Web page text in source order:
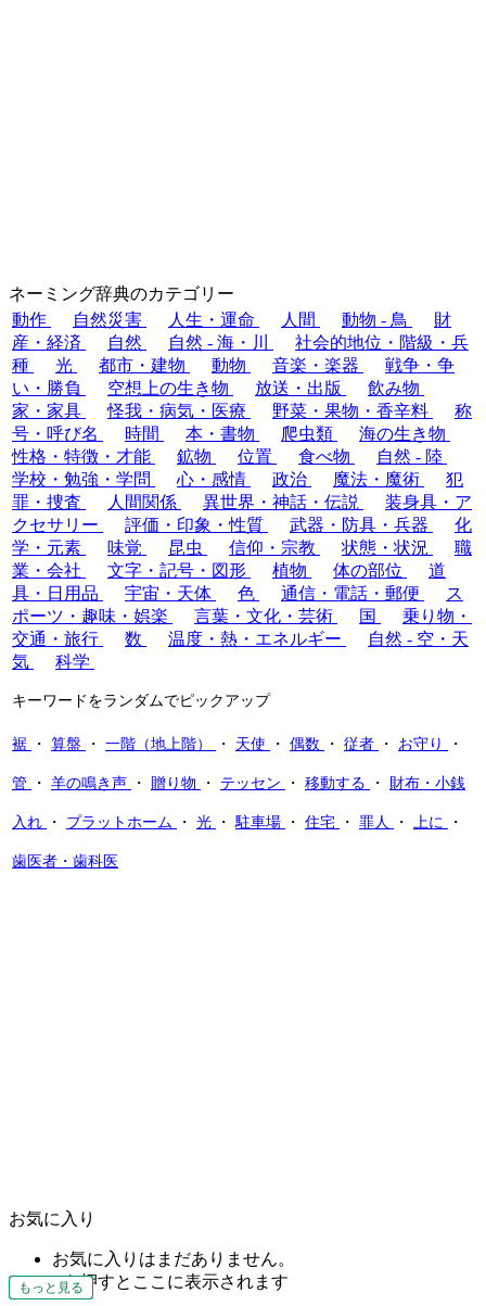
もっと見る
もっと見る
もっと見る
もっと見る
もっと見る
もっと見る
もっと見る
もっと見る
もっと見る
もっと見る
もっと見る
もっと見る
もっと見る
ネーミング辞典のカテゴリー
動作
自然災害 人生・運命 人間 動物 - 鳥
財
産・経済
自然 自然 - 海・川
社会的地位・階級・兵
種
光 都市・建物 動物 音楽・楽器
戦争・争
い・勝負
空想上の生き物 放送・出版
飲み物
家・家具
怪我・病気・医療 野菜・果物・香辛料
称
号・呼び名
時間 本・書物 爬虫類
海の生き物
性格・特徴・才能
鉱物 位置 食べ物
自然 - 陸
学校・勉強・学問
心・感情 政治 魔法・魔術
犯
罪・捜査
人間関係 異世界・神話・伝説
装身具・ア
クセサリー
評価・印象・性質 武器・防具・兵器
化
学・元素
味覚 昆虫 信仰・宗教 状態・状況
職
業・会社
文字・記号・図形 植物 体の部位
道
具・日用品
宇宙・天体 色 通信・電話・郵便
ス
ポーツ・趣味・娯楽
言葉・文化・芸術 国
乗り物・
交通・旅行
数 温度・熱・エネルギー
自然 - 空・天
気
科学
キーワードをランダムでピックアップ
裾 ・ 算盤 ・ 一階（地上階） ・ 天使 ・ 偶数 ・ 従者 ・ お守り ・
管 ・ 羊の鳴き声 ・ 贈り物 ・ テッセン ・ 移動する ・ 財布・小銭
入れ ・ プラットホーム ・ 光 ・ 駐車場 ・ 住宅 ・ 罪人 ・ 上に ・
歯医者・歯科医
お気に入り
お気に入りはまだありません。
♥を押すとここに表示されます